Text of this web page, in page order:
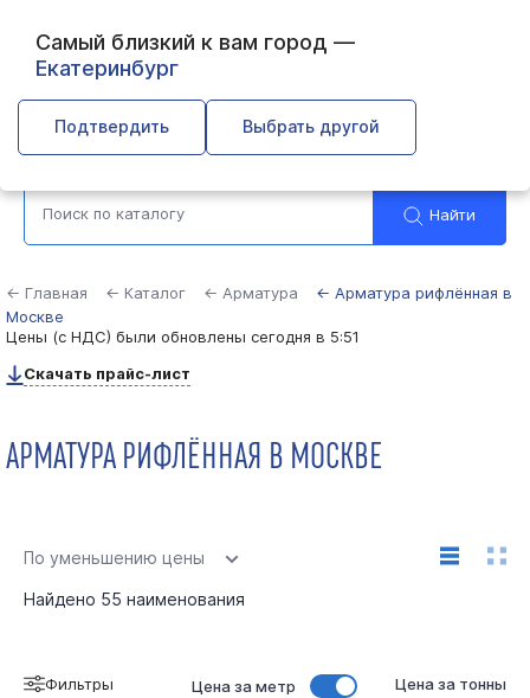
Самый близкий к вам город —
Екатеринбург
Подтвердить Выбрать другой
Москва
Найти
← Главная ← Каталог ← Арматура
← Арматура рифлённая в
Москве
Цены (с НДС) были обновлены сегодня в 5:51
Скачать прайс-лист
АРМАТУРА РИФЛЁННАЯ В МОСКВЕ
По уменьшению цены
Найдено 55 наименования
Фильтры Цена за метр Цена за тонны